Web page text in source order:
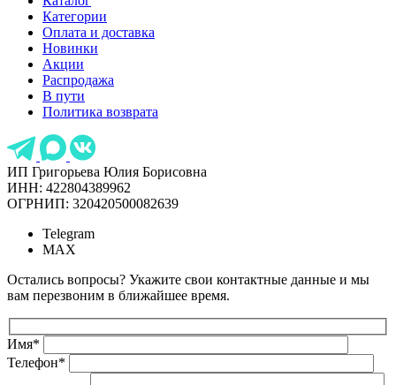
Категории
Оплата и доставка
Новинки
Акции
Распродажа
В пути
Политика возврата
ИП Григорьева Юлия Борисовна
ИНН: 422804389962
ОГРНИП: 320420500082639
Telegram
MAX
Остались вопросы? Укажите свои контактные данные и мы
вам перезвоним в ближайшее время.
Имя*
Телефон*